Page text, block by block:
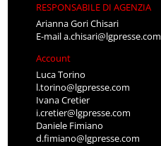
RESPONSABILE DI AGENZIA
Arianna Gori Chisari
E-maila.chisari@lgpresse.com
Account
Luca Torino
l.torino@lgpresse.com
Ivana Cretier
i.cretier@lgpresse.com
Daniele Fimiano
d.fimiano@lgpresse.com